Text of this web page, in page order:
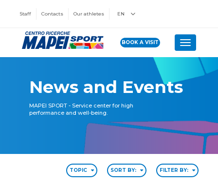
Staff Contacts Our athletes EN
BOOK A VISIT Toggle
News and Events
MAPEI SPORT - Service center for high
performance and well-being.
TOPIC SORT BY: FILTER BY: